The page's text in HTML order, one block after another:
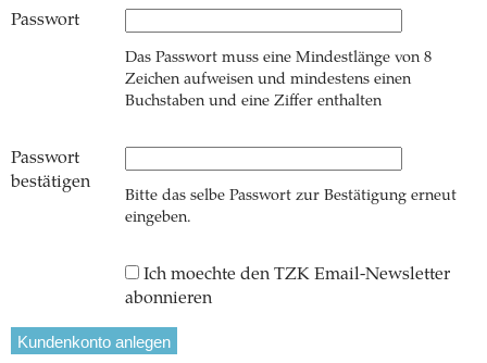
Passwort
Das Passwort muss eine Mindestlänge von 8
Zeichen aufweisen und mindestens einen
Buchstaben und eine Ziffer enthalten
Passwort
bestätigen
Bitte das selbe Passwort zur Bestätigung erneut
eingeben.
Ich moechte den TZK Email-Newsletter
abonnieren